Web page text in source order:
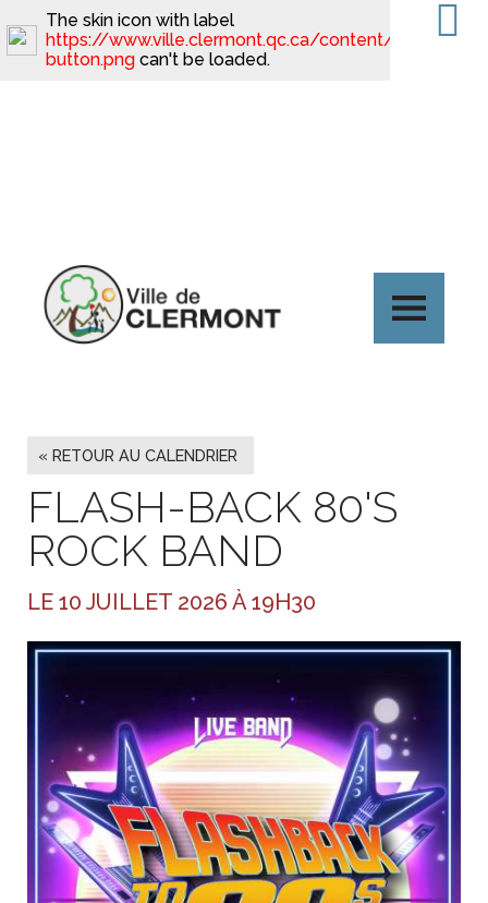
« RETOUR AU CALENDRIER
FLASH-BACK 80'S
ROCK BAND
LE 10 JUILLET 2026 À 19H30
The skin icon with label
https://www.ville.clermont.qc.ca/content/
button.png can't be loaded.